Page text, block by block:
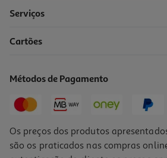
10,95 € PVP de editor
Serviços
Cartões
Métodos de Pagamento
Os preços dos produtos
são os praticados nas compras